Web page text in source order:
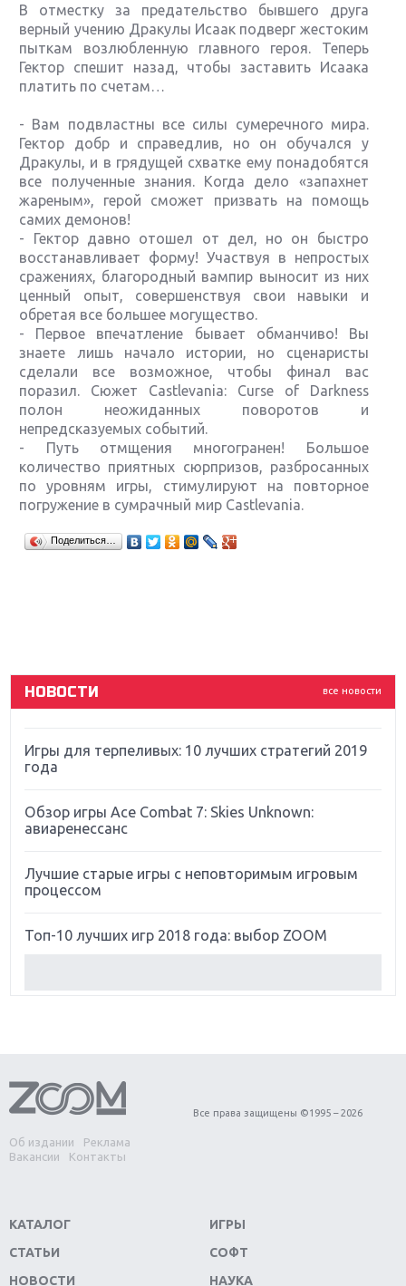
В отместку за предательство бывшего друга
верный учению Дракулы Исаак подверг жестоким
пыткам возлюбленную главного героя. Теперь
Гектор спешит назад, чтобы заставить Исаака
платить по счетам…
- Вам подвластны все силы сумеречного мира.
Гектор добр и справедлив, но он обучался у
Дракулы, и в грядущей схватке ему понадобятся
все полученные знания. Когда дело «запахнет
жареным», герой сможет призвать на помощь
самих демонов!
- Гектор давно отошел от дел, но он быстро
восстанавливает форму! Участвуя в непростых
сражениях, благородный вампир выносит из них
ценный опыт, совершенствуя свои навыки и
обретая все большее могущество.
- Первое впечатление бывает обманчиво! Вы
знаете лишь начало истории, но сценаристы
сделали все возможное, чтобы финал вас
поразил. Сюжет Castlevania: Curse of Darkness
полон неожиданных поворотов и
непредсказуемых событий.
- Путь отмщения многогранен! Большое
количество приятных сюрпризов, разбросанных
по уровням игры, стимулируют на повторное
погружение в сумрачный мир Castlevania.
Поделиться…
все новости
НОВОСТИ
Крупнейшие релизы мая: Nintendo, Microsoft и
Sony
Far Cry 5: хвалить нельзя ругать
Игры для терпеливых: 10 лучших стратегий 2019
года
Обзор игры Ace Combat 7: Skies Unknown:
авиаренессанс
Лучшие старые игры с неповторимым игровым
процессом
Топ-10 лучших игр 2018 года: выбор ZOOM
Обзор игры Forza Horizon 4: вершина эволюции
Две важных новинки для консолей: Spider-Man и
Divinity Original Sin 2
Switch
Обзор игры The Crew 2: покорение Америки
Об издании
Реклама
Вакансии
Контакты
Все права защищены ©1995 – 2026
КАТАЛОГ
СТАТЬИ
НОВОСТИ
ИГРЫ
СОФТ
НАУКА